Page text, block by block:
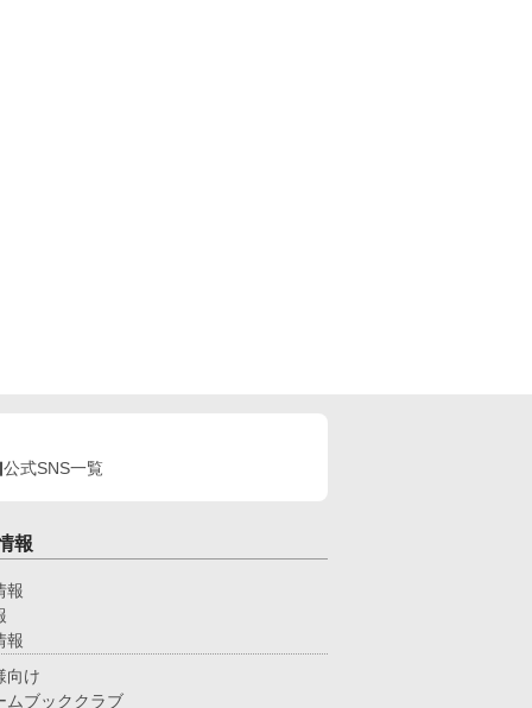
公式SNS一覧
報
報
報
向け
ムブッククラブ